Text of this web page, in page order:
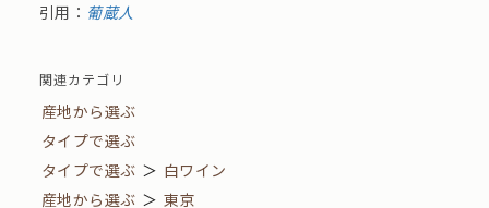
引用： 葡蔵人
関連カテゴリ
産地から選ぶ
タイプで選ぶ
タイプで選ぶ ＞ 白ワイン
産地から選ぶ ＞ 東京